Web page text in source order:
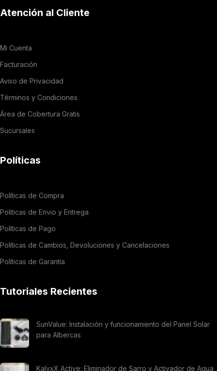
Atención al Cliente
Mi Cuenta
Facturación
Aviso de Privacidad
Términos y Condiciones
Área de Cobertura Gratis
Sucursales
Políticas
Políticas de Compra
Politicas de Envio y Entrega
Políticas de Pago
Políticas de Cambios, Devoluciones y Cancelaciones
Políticas de Garantía
Tutoriales Recientes
SunValue: Instalación y funcionamiento del Panel Solar
para Albercas
KalyxX Active: Eliminador de Sarro y Activador de Agua